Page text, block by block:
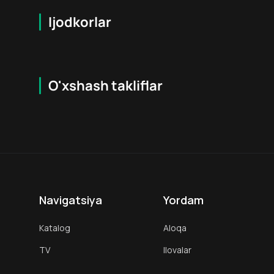
Ijodkorlar
O'xshash takliflar
Navigatsiya
Katalog
TV
Yordam
Aloqa
Ilovalar